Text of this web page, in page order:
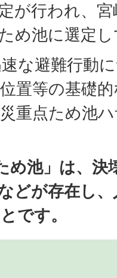
が行われ、
め池に選定
な避難行動
置等の基礎
重点ため池
め池」は、決
どが存在し
です。